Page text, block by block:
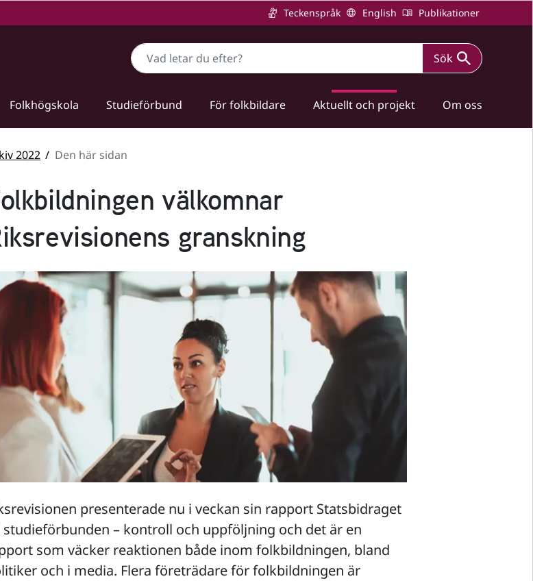
Teckenspråk English Publikationer
Sök Sök
Folkhögskola Studieförbund För folkbildare Aktuellt och projekt Om oss
2022 Den här sidan
välkomnar
granskning
presenterade nu i veckan sin rapport Statsbidraget
– kontroll och uppföljning och det är en
som väcker reaktionen både inom folkbildningen, bland
och i media. Flera företrädare för folkbildningen är